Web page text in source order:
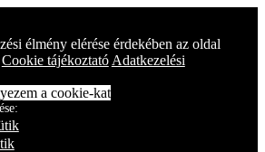
élmény elérése érdekében az oldal
Cookie tájékoztató Adatkezelési
a cookie-kat